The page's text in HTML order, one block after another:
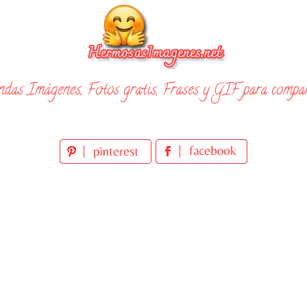
Imágenes, Fotos gratis, Frases y GIF para